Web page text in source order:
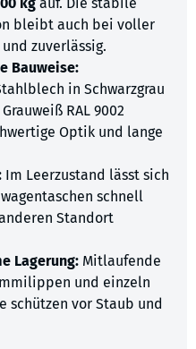
bleibt auch bei voller
zuverlässig.
Bauweise:
in Schwarzgrau
RAL 9002
Optik und lange
Im Leerzustand lässt sich
schnell
Standort
Lagerung: Mitlaufende
und einzeln
schützen vor Staub und